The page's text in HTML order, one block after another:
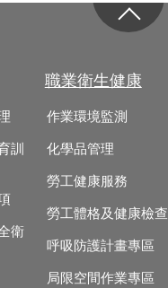
訓
衛
職業衛生健康
作業環境監測
化學品管理
勞工健康服務
勞工體格及健康檢查
呼吸防護計畫專區
局限空間作業專區